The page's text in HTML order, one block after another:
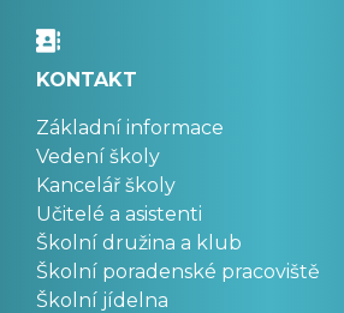
KONTAKT
Základní informace
Vedení školy
Kancelář školy
Učitelé a asistenti
Školní družina a klub
Školní poradenské pracoviště
Školní jídelna